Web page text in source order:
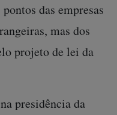
das empresas
mas dos
projeto de lei da
presidência da